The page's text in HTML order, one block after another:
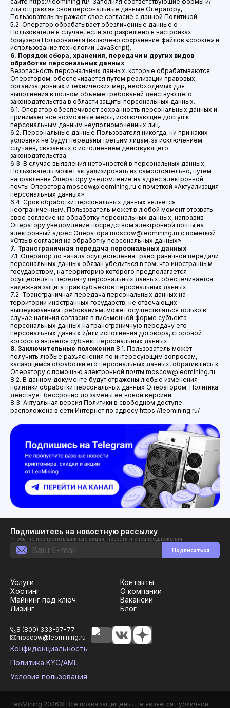
или отправляя свои персональные данные Оператору,
Пользователь выражает свое согласие с данной Политикой.
5.2. Оператор обрабатывает обезличенные данные о
Пользователе в случае, если это разрешено в настройках
браузера Пользователя (включено сохранение файлов «cookie» и
использование технологии JavaScript).
6. Порядок сбора, хранения, передачи и других видов
обработки персональных данных
Безопасность персональных данных, которые обрабатываются
Оператором, обеспечивается путем реализации правовых,
организационных и технических мер, необходимых для
выполнения в полном объеме требований действующего
законодательства в области защиты персональных данных.
6.1. Оператор обеспечивает сохранность персональных данных и
принимает все возможные меры, исключающие доступ к
персональным данным неуполномоченных лиц.
6.2. Персональные данные Пользователя никогда, ни при каких
условиях не будут переданы третьим лицам, за исключением
случаев, связанных с исполнением действующего
законодательства.
6.3. В случае выявления неточностей в персональных данных,
Пользователь может актуализировать их самостоятельно, путем
направления Оператору уведомление на адрес электронной
почты Оператора moscow@leomining.ru с пометкой «Актуализация
персональных данных».
6.4. Срок обработки персональных данных является
неограниченным. Пользователь может в любой момент отозвать
свое согласие на обработку персональных данных, направив
Оператору уведомление посредством электронной почты на
электронный адрес Оператора moscow@leomining.ru с пометкой
«Отзыв согласия на обработку персональных данных».
7. Трансграничная передача персональных данных
7.1. Оператор до начала осуществления трансграничной передачи
персональных данных обязан убедиться в том, что иностранным
государством, на территорию которого предполагается
осуществлять передачу персональных данных, обеспечивается
надежная защита прав субъектов персональных данных.
7.2. Трансграничная передача персональных данных на
территории иностранных государств, не отвечающих
вышеуказанным требованиям, может осуществляться только в
случае наличия согласия в письменной форме субъекта
персональных данных на трансграничную передачу его
персональных данных и/или исполнения договора, стороной
которого является субъект персональных данных.
8. Заключительные положения 8.1. Пользователь может
получить любые разъяснения по интересующим вопросам,
касающимся обработки его персональных данных, обратившись к
Оператору с помощью электронной почты moscow@leomining.ru.
8.2. В данном документе будут отражены любые изменения
политики обработки персональных данных Оператором. Политика
действует бессрочно до замены ее новой версией.
8.3. Актуальная версия Политики в свободном доступе
расположена в сети Интернет по адресу https://leomining.ru/
Подпишитесь на новостную рассылку
Чтобы не пропустить важные акции, новости и спецпредложения
Подписаться
8 (800) 333-97-77
moscow@leomining.ru
Услуги
Хостинг
Майнинг под ключ
Лизинг
Контакты
О компании
Вакансии
Блог
Конфиденциальность
Политика KYC/AML
Условия пользования
LeoMining 2026© Все права защищены. Не является публичной